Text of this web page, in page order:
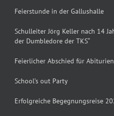
Feierstunde in der Gallushalle
Schulleiter Jörg Keller nach 14
der Dumbledore der TKS“
Feierlicher Abschied für
School’s out Party
Erfolgreiche Begegnungsreise